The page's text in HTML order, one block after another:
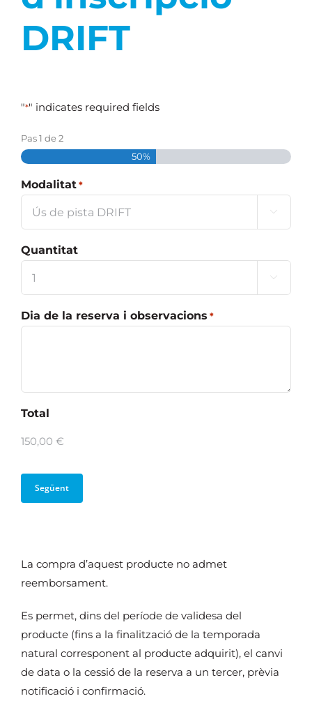
DRIFT
"*" indicates required fields
Pas1 de2
50%
Modalitat *

Quantitat

Dia de la reserva i observacions *
Total
La compra d’aquest producte no admet
reemborsament.
Es permet, dins del període de validesa del
producte (fins a la finalització de la temporada
natural corresponent al producte adquirit), el canvi
de data o la cessió de la reserva a un tercer, prèvia
notificació i confirmació.